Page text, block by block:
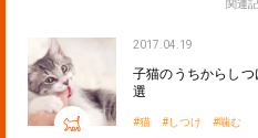
関連
2017.04.19
子猫のうちからし
選
猫 しつけ 噛む